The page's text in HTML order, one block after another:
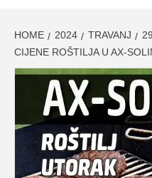
HOME 2024 TRAVANJ 29
CIJENE ROŠTILJA U AX-